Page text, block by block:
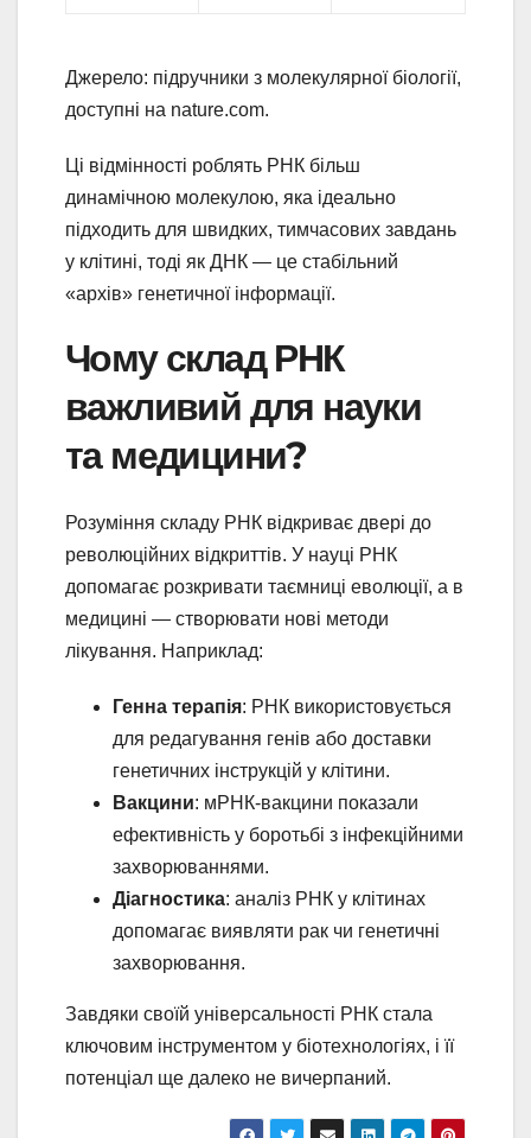
Джерело: підручники з молекулярної біології,
доступні на nature.com.
Ці відмінності роблять РНК більш
динамічною молекулою, яка ідеально
підходить для швидких, тимчасових завдань
у клітині, тоді як ДНК — це стабільний
«архів» генетичної інформації.
Чому склад РНК
важливий для науки
та медицини?
Розуміння складу РНК відкриває двері до
революційних відкриттів. У науці РНК
допомагає розкривати таємниці еволюції, а в
медицині — створювати нові методи
лікування. Наприклад:
Генна терапія: РНК використовується
для редагування генів або доставки
генетичних інструкцій у клітини.
Вакцини: мРНК-вакцини показали
ефективність у боротьбі з інфекційними
захворюваннями.
Діагностика: аналіз РНК у клітинах
допомагає виявляти рак чи генетичні
захворювання.
Завдяки своїй універсальності РНК стала
ключовим інструментом у біотехнологіях, і її
потенціал ще далеко не вичерпаний.